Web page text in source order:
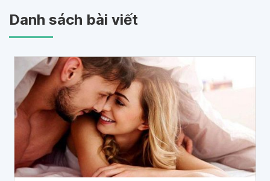
Danh sách bài viết